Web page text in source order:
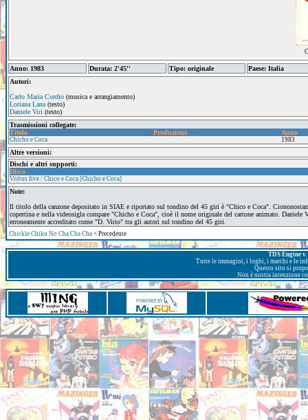
Anno: 1983 Durata: 2'45'' Tipo: originale
Paese: Italia
Autori:
Carlo Maria Cordio (musica e arrangiamento)
Loriana Lana (testo)
Daniele Viri (testo)
Trasmissioni collegate:
Titolo
Produzione Anno
Chicho e Coca 1983
Altre versioni:
Dischi e altri supporti:
Disco
Voltus five / Chico e Coca [Chicho e Coca]
Note:
Il titolo della canzone depositato in SIAE e riportato sul tondino del 45 giri è "Chico e Coca".
copertina e nella videosigla compare "Chicho e Coca", cioè il nome originale del cartone animato. Daniele
erroneamente accreditato come "D. Virio" tra gli autori sul tondino del 45 giri.
Chickle Chiko No Cha Cha Cha < Precedente
TDS Engine
Tutte le immagini, i loghi, i marchi e le
Questo sito si
Non è nostra intenzione